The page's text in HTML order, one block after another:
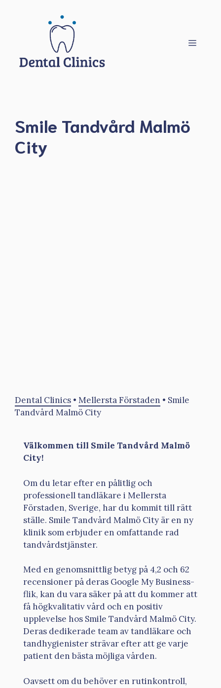
Meny
Smile Tandvård Malmö
City
Dental Clinics • Mellersta Förstaden • Smile
Tandvård Malmö City
Välkommen till Smile Tandvård Malmö
City!
Om du letar efter en pålitlig och
professionell tandläkare i Mellersta
Förstaden, Sverige, har du kommit till rätt
ställe. Smile Tandvård Malmö City är en ny
klinik som erbjuder en omfattande rad
tandvårdstjänster.
Med en genomsnittlig betyg på 4,2 och 62
recensioner på deras Google My Business-
flik, kan du vara säker på att du kommer att
få högkvalitativ vård och en positiv
upplevelse hos Smile Tandvård Malmö City.
Deras dedikerade team av tandläkare och
tandhygienister strävar efter att ge varje
patient den bästa möjliga vården.
Oavsett om du behöver en rutinkontroll,